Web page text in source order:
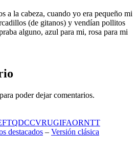
a la cabeza, cuando yo era pequeño mi
(de gitanos) y vendían pollitos
alguno, azul para mi, rosa para mi
poder dejar comentarios.
TQDCCVRUGIFAORNTT
destacados – Versión clásica